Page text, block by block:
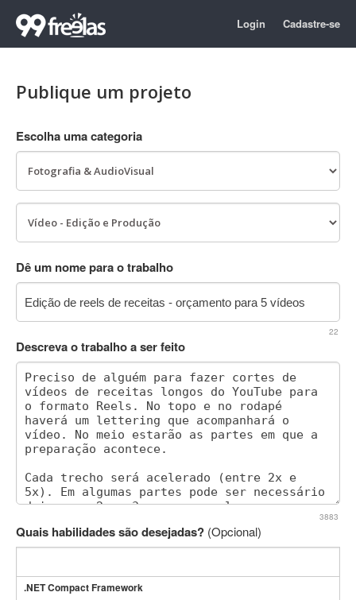
Login Cadastre-se
Publique um projeto
Escolha uma categoria
Dê um nome para o trabalho
22
Descreva o trabalho a ser feito
3883
Quais habilidades são desejadas? (Opcional)
.NET Compact Framework